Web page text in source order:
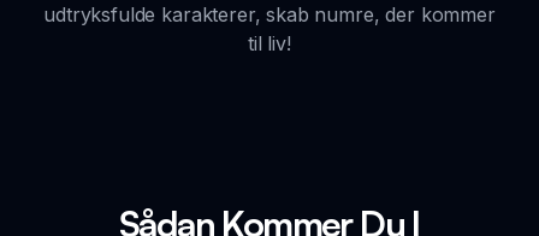
udtryksfulde karakterer, skab numre, der kommer
til liv!
Sådan Kommer Du I